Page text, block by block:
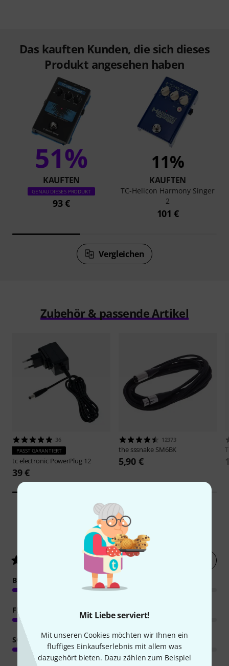
Mit Liebe serviert!
Mit unseren Cookies möchten wir Ihnen ein
fluffiges Einkaufserlebnis mit allem was
dazugehört bieten. Dazu zählen zum Beispiel
Das kauften Kunden, die sich dieses
Produkt angesehen haben
51%
KAUFTEN
GENAU DIESES PRODUKT
93 €
11%
KAUFTEN
TC-Helicon Harmony Singer
2
101 €
Vergleichen
Zubehör & passende Artikel
36
PASST GARANTIERT
tc electronic PowerPlug 12
39 €
12373
the sssnake SM6BK
5,90 €
Kundenbewertungen
/ 5
BEDIENUNG
FEATURES
SOUND